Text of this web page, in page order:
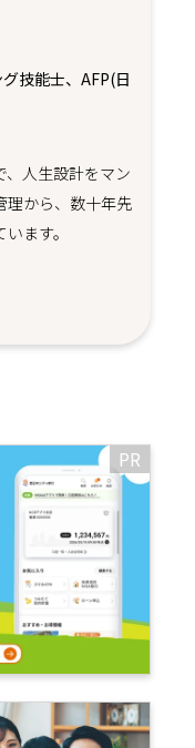
技能士、AFP(日
、人生設計をマン
理から、数十年先
ます。
PR